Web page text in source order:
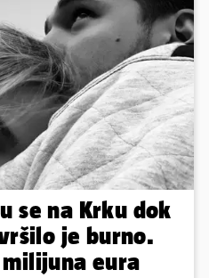
se na Krku dok
je burno.
eura